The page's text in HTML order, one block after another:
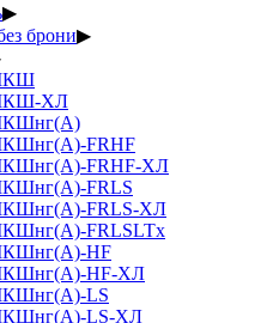
▶
брони▶
ХЛ
FRHF
FRHF-ХЛ
FRLS
FRLS-ХЛ
FRLSLTx
HF
HF-ХЛ
LS
LS-ХЛ